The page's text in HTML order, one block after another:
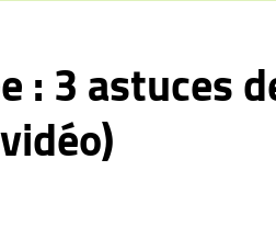
: 3 astuces